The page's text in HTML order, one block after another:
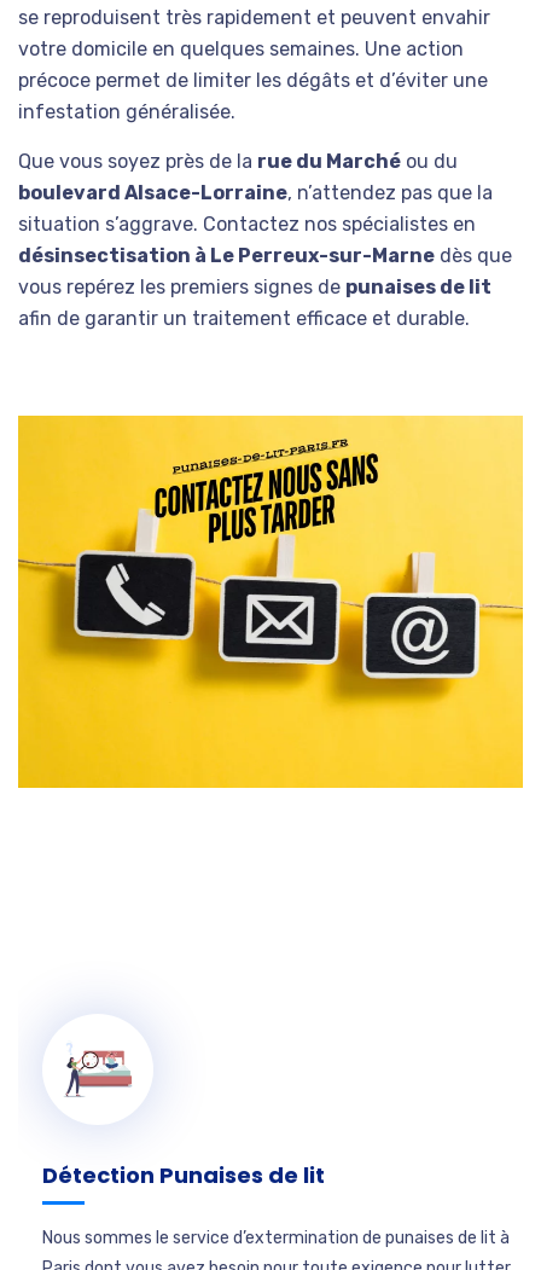
se reproduisent très rapidement et peuvent envahir
votre domicile en quelques semaines. Une action
précoce permet de limiter les dégâts et d’éviter une
infestation généralisée.
Que vous soyez près de la rue du Marché ou du
boulevard Alsace-Lorraine, n’attendez pas que la
situation s’aggrave. Contactez nos spécialistes en
désinsectisation à Le Perreux-sur-Marne dès que
vous repérez les premiers signes de punaises de lit
afin de garantir un traitement efficace et durable.
Détection Punaises de lit
Nous sommes le service d’extermination de punaises de lit à